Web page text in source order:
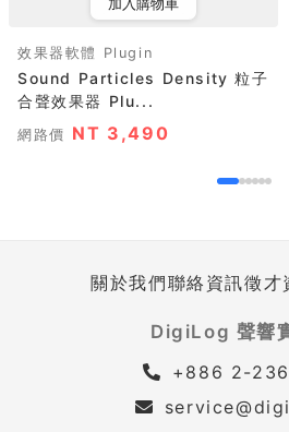
加入購物車
效果器軟體 Plugin
Sound Particles Density 粒子
合聲效果器 Plu...
網路價 NT 3,490
關於我們聯絡資訊徵才
DigiLog 聲響
+886 2-